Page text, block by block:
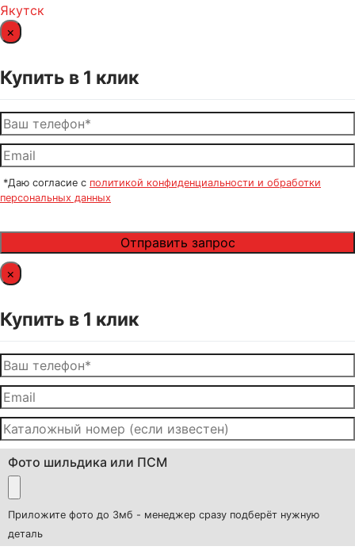
Якутск
×
Купить в 1 клик
*Даю согласие с политикой конфиденциальности и обработки
персональных данных
×
Купить в 1 клик
Фото шильдика или ПСМ
Приложите фото до 3мб - менеджер сразу подберёт нужную
деталь